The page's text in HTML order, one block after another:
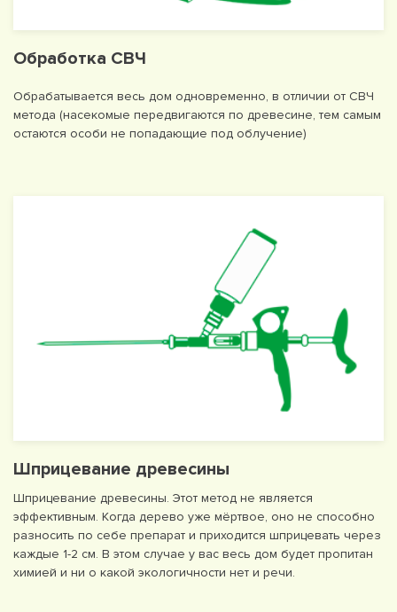
Обработка СВЧ
Обрабатывается весь дом одновременно, в отличии от СВЧ
метода (насекомые передвигаются по древесине, тем самым
остаются особи не попадающие под облучение)
Шприцевание древесины
Шприцевание древесины. Этот метод не является
эффективным. Когда дерево уже мёртвое, оно не способно
разносить по себе препарат и приходится шприцевать через
каждые 1-2 см. В этом случае у вас весь дом будет пропитан
химией и ни о какой экологичности нет и речи.